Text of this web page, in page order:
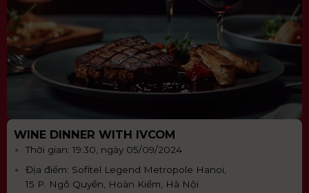
WINE DINNER WITH IVCOM
Thời gian: 19:30, ngày 05/09/2024
Địa điểm: Sofitel Legend Metropole Hanoi,
15 P. Ngô Quyền, Hoàn Kiếm, Hà Nội